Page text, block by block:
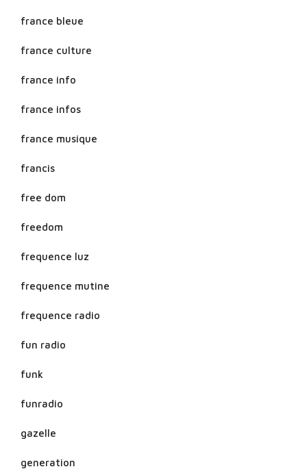
france bleue
france culture
france info
france infos
france musique
francis
free dom
freedom
frequence luz
frequence mutine
frequence radio
fun radio
funk
funradio
gazelle
generation